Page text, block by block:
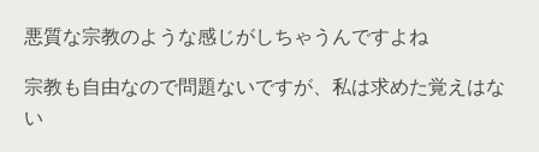
悪質な宗教のような感じがしちゃうんですよね
宗教も自由なので問題ないですが、私は求めた覚えはな
い